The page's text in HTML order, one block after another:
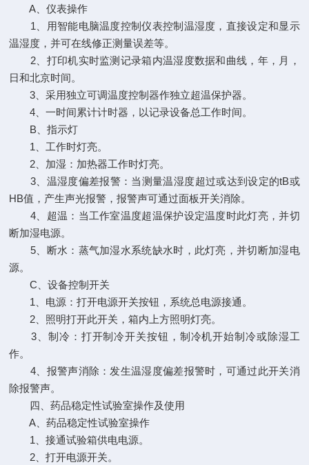
A、仪表操作
1、用智能电脑温度控制仪表控制温湿度，直接设定和显示
温湿度，并可在线修正测量误差等。
2、打印机实时监测记录箱内温湿度数据和曲线，年，月，
日和北京时间。
3、采用独立可调温度控制器作独立超温保护器。
4、一时间累计计时器，以记录设备总工作时间。
B、指示灯
1、工作时灯亮。
2、加湿：加热器工作时灯亮。
3、温湿度偏差报警：当测量温湿度超过或达到设定的tB或
HB值，产生声光报警，报警声可通过面板开关消除。
4、超温：当工作室温度超温保护设定温度时此灯亮，并切
断加湿电源。
5、断水：蒸气加湿水系统缺水时，此灯亮，并切断加湿电
源。
C、设备控制开关
1、电源：打开电源开关按钮，系统总电源接通。
2、照明打开此开关，箱内上方照明灯亮。
3、制冷：打开制冷开关按钮，制冷机开始制冷或除湿工
作。
4、报警声消除：发生温湿度偏差报警时，可通过此开关消
除报警声。
四、药品稳定性试验室操作及使用
A、药品稳定性试验室操作
1、接通试验箱供电电源。
2、打开电源开关。